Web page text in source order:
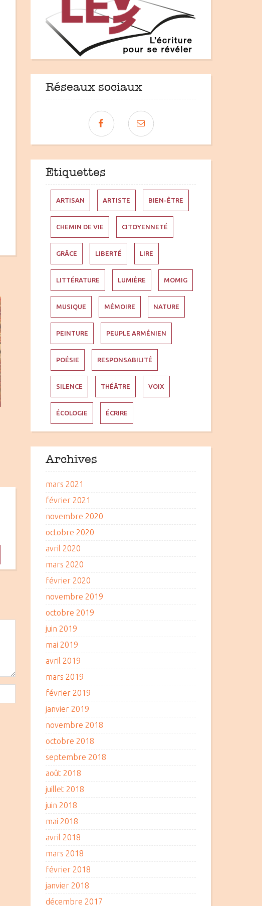
Réseaux sociaux
Étiquettes
ARTISAN ARTISTE BIEN-ÊTRE
CHEMIN DE VIE CITOYENNETÉ
GRÂCE LIBERTÉ LIRE
LITTÉRATURE LUMIÈRE MOMIG
MUSIQUE MÉMOIRE NATURE
PEINTURE PEUPLE ARMÉNIEN
POÉSIE RESPONSABILITÉ
SILENCE THÉÂTRE VOIX
ÉCOLOGIE ÉCRIRE
Archives
mars 2021
février 2021
novembre 2020
octobre 2020
avril 2020
mars 2020
février 2020
novembre 2019
octobre 2019
juin 2019
mai 2019
avril 2019
mars 2019
février 2019
janvier 2019
novembre 2018
octobre 2018
septembre 2018
août 2018
juillet 2018
juin 2018
mai 2018
avril 2018
mars 2018
février 2018
janvier 2018
décembre 2017